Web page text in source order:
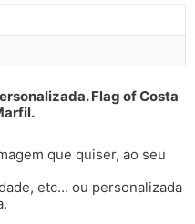
Flag of Costa
que quiser, ao seu
etc… ou personalizada